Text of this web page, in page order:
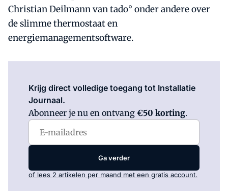
Christian Deilmann van tado° onder andere over
de slimme thermostaat en
energiemanagementsoftware.
Krijg direct volledige toegang tot Installatie
Journaal.
Abonneer je nu en ontvang €50 korting.
Ga verder
of lees 2 artikelen per maand met een gratis account.